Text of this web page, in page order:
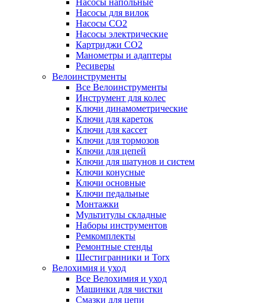
Насосы напольные
Насосы для вилок
Насосы CO2
Насосы электрические
Картриджи CO2
Манометры и адаптеры
Ресиверы
Велоинструменты
Все Велоинструменты
Инструмент для колес
Ключи динамометрические
Ключи для кареток
Ключи для кассет
Ключи для тормозов
Ключи для цепей
Ключи для шатунов и систем
Ключи конусные
Ключи основные
Ключи педальные
Монтажки
Мультитулы складные
Наборы инструментов
Ремкомплекты
Ремонтные стенды
Шестигранники и Torx
Велохимия и уход
Все Велохимия и уход
Машинки для чистки
Смазки для цепи